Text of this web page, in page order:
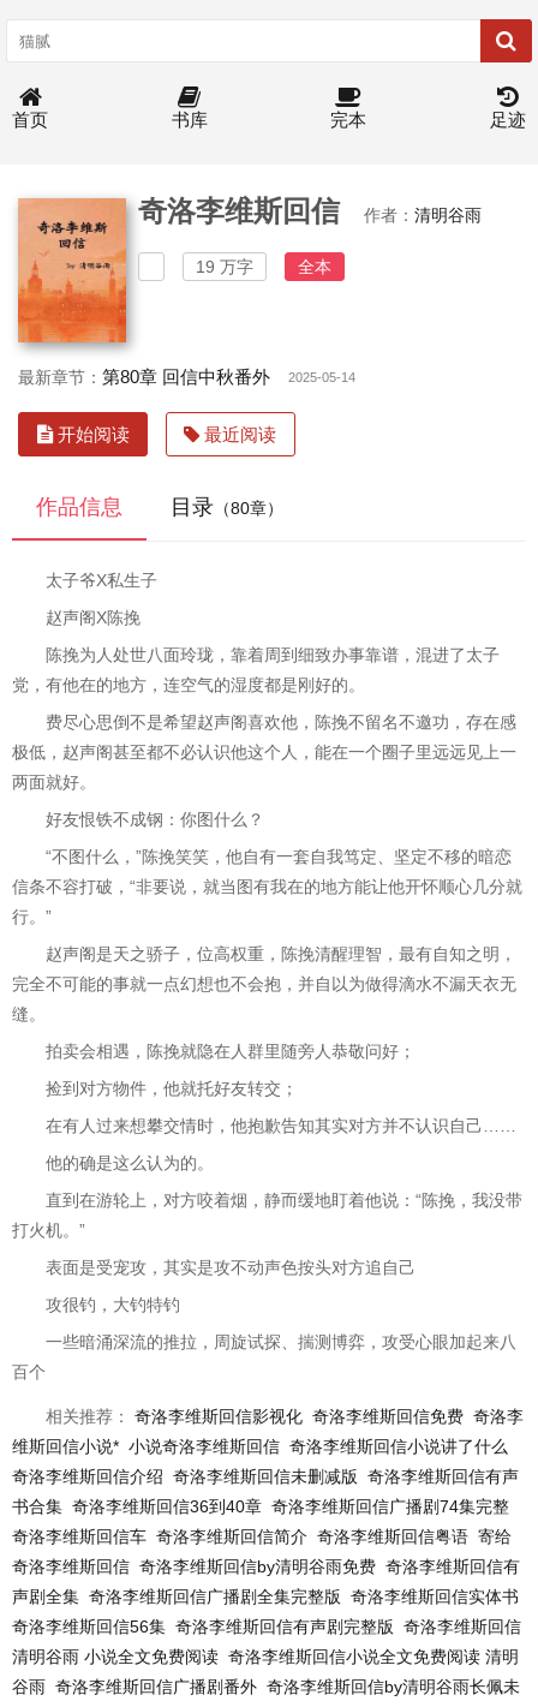
首页 书库 完本 足迹
奇洛李维斯回信 作者： 清明谷雨
19 万字 全本
最新章节： 第80章 回信中秋番外 2025-05-14
开始阅读 最近阅读
作品信息 目录 （80章）
太子爷X私生子
赵声阁X陈挽
陈挽为人处世八面玲珑，靠着周到细致办事靠谱，混进了太子
党，有他在的地方，连空气的湿度都是刚好的。
费尽心思倒不是希望赵声阁喜欢他，陈挽不留名不邀功，存在感
极低，赵声阁甚至都不必认识他这个人，能在一个圈子里远远见上一
两面就好。
好友恨铁不成钢：你图什么？
“不图什么，”陈挽笑笑，他自有一套自我笃定、坚定不移的暗恋
信条不容打破，“非要说，就当图有我在的地方能让他开怀顺心几分就
行。”
赵声阁是天之骄子，位高权重，陈挽清醒理智，最有自知之明，
完全不可能的事就一点幻想也不会抱，并自以为做得滴水不漏天衣无
缝。
拍卖会相遇，陈挽就隐在人群里随旁人恭敬问好；
捡到对方物件，他就托好友转交；
在有人过来想攀交情时，他抱歉告知其实对方并不认识自己……
他的确是这么认为的。
直到在游轮上，对方咬着烟，静而缓地盯着他说：“陈挽，我没带
打火机。”
表面是受宠攻，其实是攻不动声色按头对方追自己
攻很钓，大钓特钓
一些暗涌深流的推拉，周旋试探、揣测博弈，攻受心眼加起来八
百个
相关推荐： 奇洛李维斯回信影视化 奇洛李维斯回信免费 奇洛李
维斯回信小说* 小说奇洛李维斯回信 奇洛李维斯回信小说讲了什么
奇洛李维斯回信介绍 奇洛李维斯回信未删减版 奇洛李维斯回信有声
书合集 奇洛李维斯回信36到40章 奇洛李维斯回信广播剧74集完整
奇洛李维斯回信车 奇洛李维斯回信简介 奇洛李维斯回信粤语 寄给
奇洛李维斯回信 奇洛李维斯回信by清明谷雨免费 奇洛李维斯回信有
声剧全集 奇洛李维斯回信广播剧全集完整版 奇洛李维斯回信实体书
奇洛李维斯回信56集 奇洛李维斯回信有声剧完整版 奇洛李维斯回信
清明谷雨 小说全文免费阅读 奇洛李维斯回信小说全文免费阅读 清明
谷雨 奇洛李维斯回信广播剧番外 奇洛李维斯回信by清明谷雨长佩未